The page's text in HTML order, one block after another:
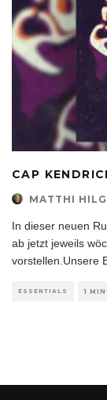
CAP
MATTHI
In dieser neuen
ab jetzt jeweils
vorstellen.Unsere
ESSENTIALS 1